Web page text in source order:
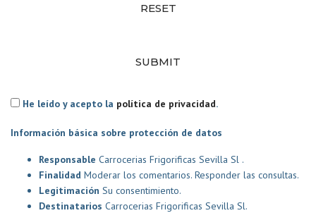
RESET
SUBMIT
He leído y acepto la política de privacidad.
Información básica sobre protección de datos
Responsable Carrocerias Frigorificas Sevilla Sl .
Finalidad Moderar los comentarios. Responder las consultas.
Legitimación Su consentimiento.
Destinatarios Carrocerias Frigorificas Sevilla Sl.